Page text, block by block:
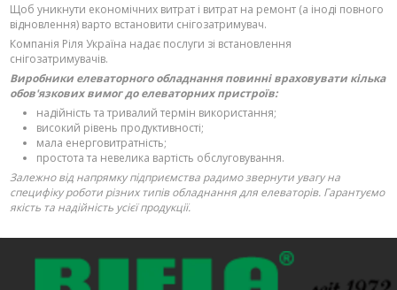
Щоб уникнути економічних витрат і витрат на ремонт (а іноді повного
відновлення) варто встановити снігозатримувач.
Компанія Ріля Україна надає послуги зі встановлення
снігозатримувачів.
Виробники елеваторного обладнання повинні враховувати кілька
обов'язкових вимог до елеваторних пристроїв:
надійність та тривалий термін використання;
високий рівень продуктивності;
мала енерговитратність;
простота та невелика вартість обслуговування.
Залежно від напрямку підприємства радимо звернути увагу на
специфіку роботи різних типів обладнання для елеваторів. Гарантуємо
якість та надійність усієї продукції.